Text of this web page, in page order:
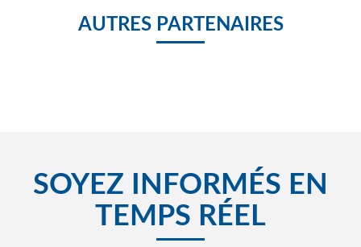
AUTRES PARTENAIRES
SOYEZ INFORMÉS EN
TEMPS RÉEL